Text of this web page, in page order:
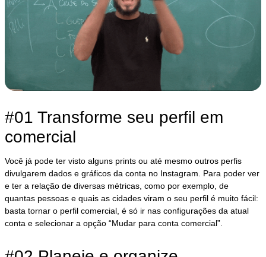
#01 Transforme seu perfil em
comercial
Você já pode ter visto alguns prints ou até mesmo outros perfis
divulgarem dados e gráficos da conta no Instagram. Para poder ver
e ter a relação de diversas métricas, como por exemplo, de
quantas pessoas e quais as cidades viram o seu perfil é muito fácil:
basta tornar o perfil comercial, é só ir nas configurações da atual
conta e selecionar a opção “Mudar para conta comercial”.